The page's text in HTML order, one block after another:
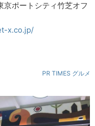
京ポートシティ竹芝オフ
x.co.jp/
PR TIMES グルメ